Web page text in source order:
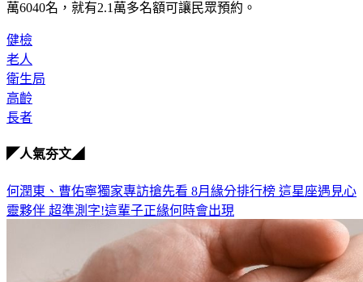
萬6040名，就有2.1萬多名額可讓民眾預約。
健檢
老人
衛生局
高齡
長者
◤人氣夯文◢
何潤東、曹佑寧獨家專訪搶先看 8月緣分排行榜 這星座遇見心
靈夥伴 超準測字!這輩子正緣何時會出現